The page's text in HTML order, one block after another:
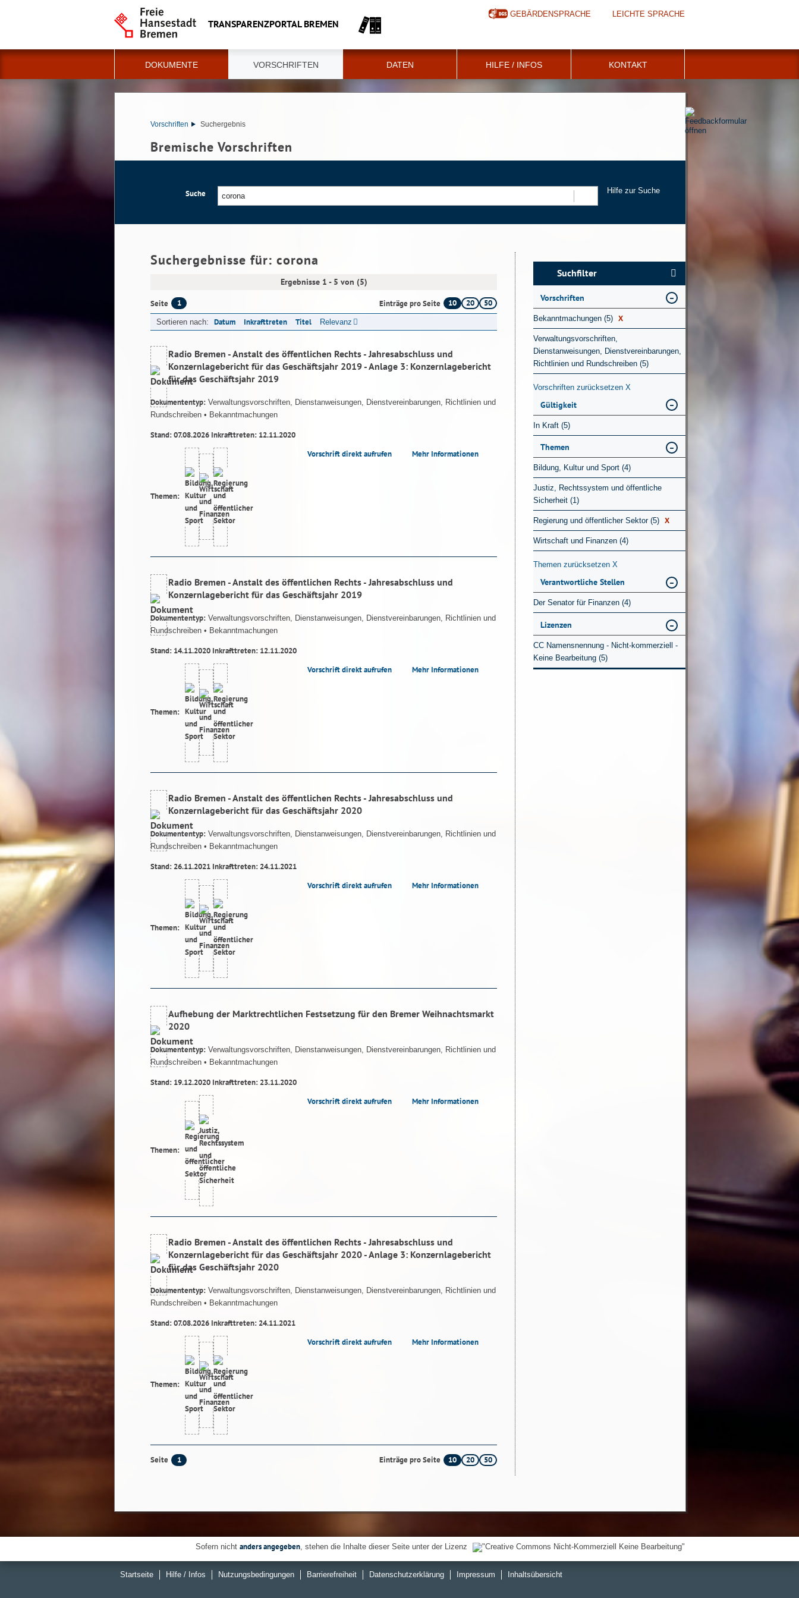
TRANSPARENZPORTAL BREMEN
GEBÄRDENSPRACHE LEICHTE SPRACHE
DOKUMENTE VORSCHRIFTEN DATEN HILFE / INFOS KONTAKT
Vorschriften Suchergebnis
Bremische Vorschriften
Suche Hilfe zur Suche
Suchergebnisse für: corona
Ergebnisse 1 - 5 von (5)
Seite 1 Einträge pro Seite 10 20 50
Sortieren nach: Datum Inkrafttreten Titel Relevanz
Radio Bremen - Anstalt des öffentlichen Rechts - Jahresabschluss und
Konzernlagebericht für das Geschäftsjahr 2019 - Anlage 3: Konzernlagebericht
für das Geschäftsjahr 2019
Dokumententyp: Verwaltungsvorschriften, Dienstanweisungen, Dienstvereinbarungen, Richtlinien und
Rundschreiben • Bekanntmachungen
Stand: 07.08.2026 Inkrafttreten: 12.11.2020
Themen:
Vorschrift direkt aufrufen Mehr Informationen
Radio Bremen - Anstalt des öffentlichen Rechts - Jahresabschluss und
Konzernlagebericht für das Geschäftsjahr 2019
Dokumententyp: Verwaltungsvorschriften, Dienstanweisungen, Dienstvereinbarungen, Richtlinien und
Rundschreiben • Bekanntmachungen
Stand: 14.11.2020 Inkrafttreten: 12.11.2020
Themen:
Vorschrift direkt aufrufen Mehr Informationen
Radio Bremen - Anstalt des öffentlichen Rechts - Jahresabschluss und
Konzernlagebericht für das Geschäftsjahr 2020
Dokumententyp: Verwaltungsvorschriften, Dienstanweisungen, Dienstvereinbarungen, Richtlinien und
Rundschreiben • Bekanntmachungen
Stand: 26.11.2021 Inkrafttreten: 24.11.2021
Themen:
Vorschrift direkt aufrufen Mehr Informationen
Aufhebung der Marktrechtlichen Festsetzung für den Bremer Weihnachtsmarkt
2020
Dokumententyp: Verwaltungsvorschriften, Dienstanweisungen, Dienstvereinbarungen, Richtlinien und
Rundschreiben • Bekanntmachungen
Stand: 19.12.2020 Inkrafttreten: 23.11.2020
Themen:
Vorschrift direkt aufrufen Mehr Informationen
Radio Bremen - Anstalt des öffentlichen Rechts - Jahresabschluss und
Konzernlagebericht für das Geschäftsjahr 2020 - Anlage 3: Konzernlagebericht
für das Geschäftsjahr 2020
Dokumententyp: Verwaltungsvorschriften, Dienstanweisungen, Dienstvereinbarungen, Richtlinien und
Rundschreiben • Bekanntmachungen
Stand: 07.08.2026 Inkrafttreten: 24.11.2021
Themen:
Vorschrift direkt aufrufen Mehr Informationen
Seite 1 Einträge pro Seite 10 20 50
Suchfilter
Vorschriften
Bekanntmachungen (5) X
Verwaltungsvorschriften,
Dienstanweisungen, Dienstvereinbarungen,
Richtlinien und Rundschreiben (5)
Vorschriften zurücksetzen X
Gültigkeit
In Kraft (5)
Themen
Bildung, Kultur und Sport (4)
Justiz, Rechtssystem und öffentliche
Sicherheit (1)
Regierung und öffentlicher Sektor (5) X
Wirtschaft und Finanzen (4)
Themen zurücksetzen X
Verantwortliche Stellen
Der Senator für Finanzen (4)
Lizenzen
CC Namensnennung - Nicht-kommerziell -
Keine Bearbeitung (5)
Sofern nicht anders angegeben, stehen die Inhalte dieser Seite unter der Lizenz
Startseite Hilfe / Infos Nutzungsbedingungen Barrierefreiheit Datenschutzerklärung Impressum Inhaltsübersicht